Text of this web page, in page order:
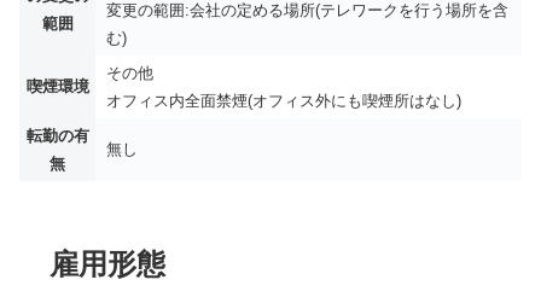
範囲
変更の範囲:会社の定める場所(テレワークを行う場所を含
む)
喫煙環境
その他
オフィス内全面禁煙(オフィス外にも喫煙所はなし)
転勤の有
無
無し
雇用形態